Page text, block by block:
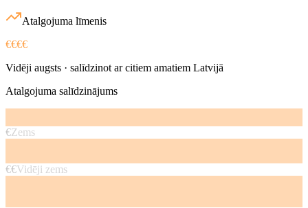
Atalgojuma līmenis
€€€€
Vidēji augsts · salīdzinot ar citiem amatiem Latvijā
Atalgojuma salīdzinājums
€Zems
€€Vidēji zems